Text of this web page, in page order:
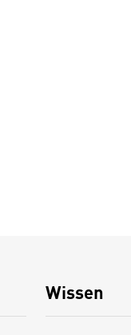
Wissen